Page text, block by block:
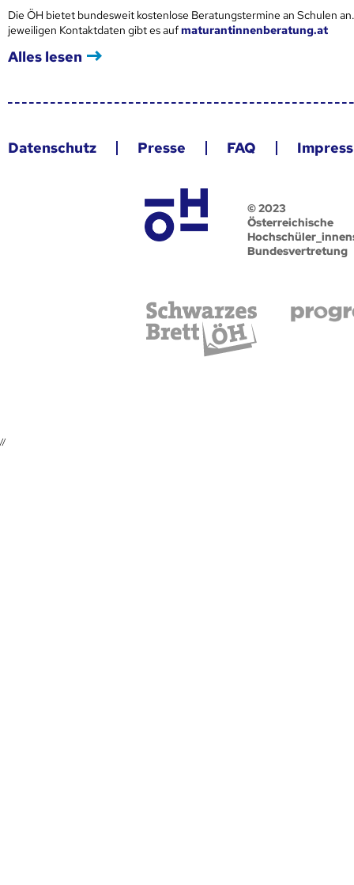
Die ÖH bietet bundesweit kostenlose Beratungstermine an Schulen
jeweiligen Kontaktdaten gibt es aufmaturantinnenberatung.at
Alles lesen
Datenschutz Presse FAQ
© 2023
Österreichische
Bundesvertretung
//